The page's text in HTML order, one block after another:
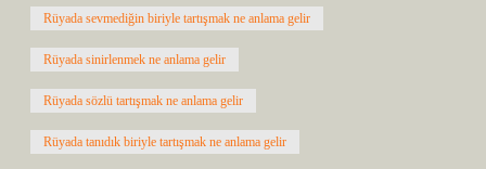
Rüyada sevmediğin biriyle tartışmak ne anlama gelir
Rüyada sinirlenmek ne anlama gelir
Rüyada sözlü tartışmak ne anlama gelir
Rüyada tanıdık biriyle tartışmak ne anlama gelir